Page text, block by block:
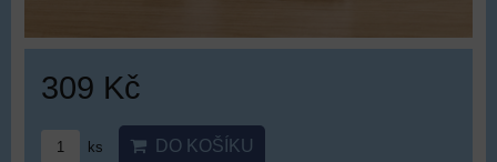
309 Kč
ks DO KOŠÍKU